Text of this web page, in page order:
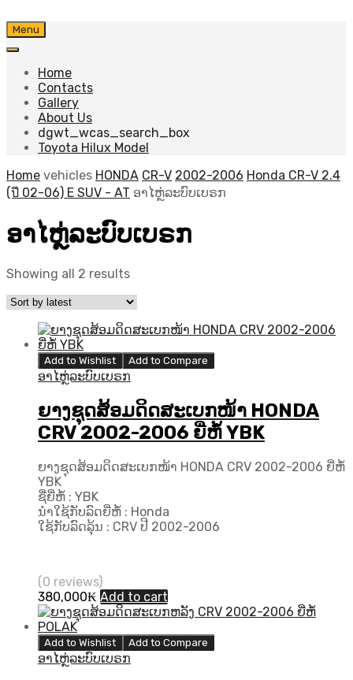
Skip
to
Menu
Home
Contacts
Gallery
About Us
dgwt_wcas_search_box
Toyota Hilux Model
Home vehicles HONDA CR-V 2002-2006 Honda CR-V 2.4
(ปี 02-06) E SUV - AT ອາໄຫຼ່ລະບົບເບຣກ
ອາໄຫຼ່ລະບົບເບຣກ
Showing all 2 resultsSorted
latest
Add to Wishlist Add to Compare
ອາໄຫຼ່ລະບົບເບຣກ
ຍາງຊຸດສ້ອມດິດສະເບກໜ້າ HONDA
CRV 2002-2006 ຍີ່ຫໍ້ YBK
ຍາງຊຸດສ້ອມດິດສະເບກໜ້າ HONDA CRV 2002-2006 ຍີ່ຫໍ້
YBK
ຊື່ຍີ່ຫໍ້ : YBK
ນຳໃຊ້ກັບລົດຍີ່ຫໍ້ : Honda
ໃຊ້ກັບລົດລຸ້ນ : CRV ປີ 2002-2006
(0 reviews)
380,000₭ Add to cart
Add to Wishlist Add to Compare
ອາໄຫຼ່ລະບົບເບຣກ